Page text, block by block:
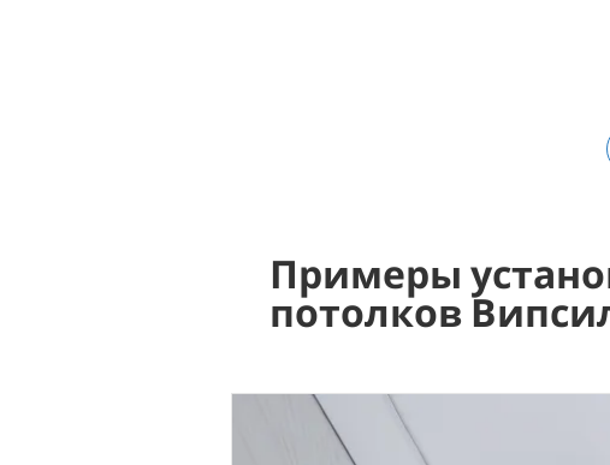
Примеры
потолков